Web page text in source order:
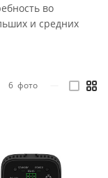
во
и средних
6 фото